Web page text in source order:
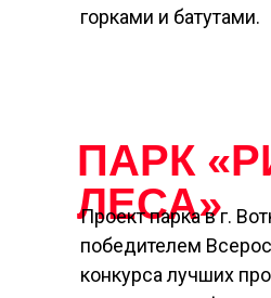
горками и батутами.
ПАРК
ЛЕСА»
Проект парка в г.
победителем
конкурса лучших